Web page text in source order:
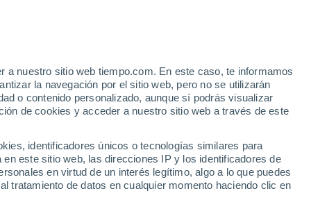
nuestro sitio web tiempo.com. En este caso, te informamos
la navegación por el sitio web, pero no se utilizarán
o contenido personalizado, aunque sí podrás visualizar
de cookies y acceder a nuestro sitio web a través de este
identificadores únicos o tecnologías similares para
este sitio web, las direcciones IP y los identificadores de
en virtud de un interés legítimo, algo a lo que puedes
tratamiento de datos en cualquier momento haciendo clic en
nubosidad Radar de lluvia Satélites Modelos